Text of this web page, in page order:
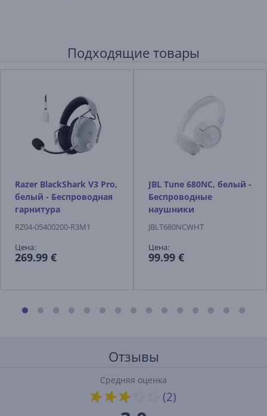
Подходящие товары
Razer BlackShark V3 Pro,
белый - Беспроводная
гарнитура
RZ04-05400200-R3M1
Цена:
269.99 €
JBL Tune 680NC, белый -
Беспроводные
наушники
JBLT680NCWHT
Цена:
99.99 €
Отзывы
Средняя оценка
(2)